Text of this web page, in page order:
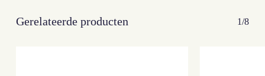
Gerelateerde producten 1/8